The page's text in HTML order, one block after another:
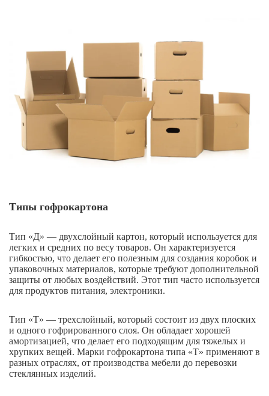
Типы гофрокартона
Тип «Д» — двухслойный картон, который используется для
легких и средних по весу товаров. Он характеризуется
гибкостью, что делает его полезным для создания коробок и
упаковочных материалов, которые требуют дополнительной
защиты от любых воздействий. Этот тип часто используется
для продуктов питания, электроники.
Тип «Т» — трехслойный, который состоит из двух плоских
и одного гофрированного слоя. Он обладает хорошей
амортизацией, что делает его подходящим для тяжелых и
хрупких вещей. Марки гофрокартона типа «Т» применяют в
разных отраслях, от производства мебели до перевозки
стеклянных изделий.